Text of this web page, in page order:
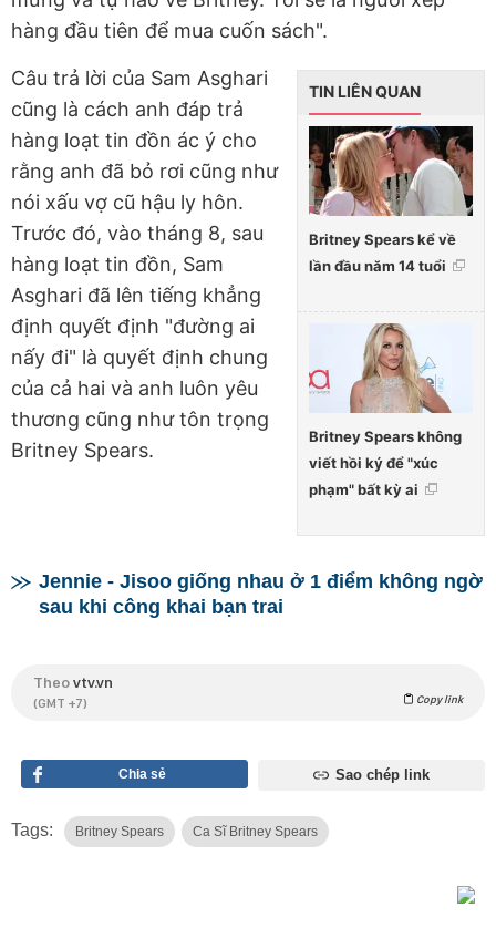
hàng đầu tiên để mua cuốn sách".
TIN LIÊN QUAN
Britney Spears kể về
lần đầu năm 14 tuổi
Britney Spears không
viết hồi ký để "xúc
phạm" bất kỳ ai
Câu trả lời của Sam Asghari
cũng là cách anh đáp trả
hàng loạt tin đồn ác ý cho
rằng anh đã bỏ rơi cũng như
nói xấu vợ cũ hậu ly hôn.
Trước đó, vào tháng 8, sau
hàng loạt tin đồn, Sam
Asghari đã lên tiếng khẳng
định quyết định "đường ai
nấy đi" là quyết định chung
của cả hai và anh luôn yêu
thương cũng như tôn trọng
Britney Spears.
Jennie - Jisoo giống nhau ở 1 điểm không ngờ
sau khi công khai bạn trai
Theovtv.vn
(GMT +7) Copy link
Chia sẻ Sao chép link
Tags: Britney Spears Ca Sĩ Britney Spears